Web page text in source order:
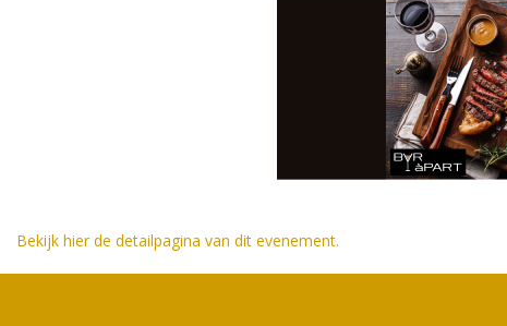
Bekijk hier de detailpagina van dit evenement.